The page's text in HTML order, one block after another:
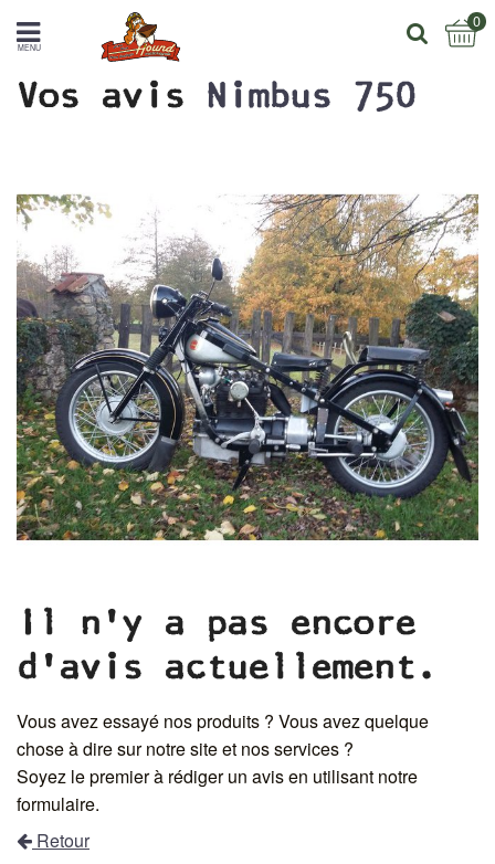
MENU
0
Vos avis Nimbus 750
Il n'y a pas encore
d'avis actuellement.
Vous avez essayé nos produits ? Vous avez quelque
chose à dire sur notre site et nos services ?
Soyez le premier à rédiger un avis en utilisant notre
formulaire.
Retour